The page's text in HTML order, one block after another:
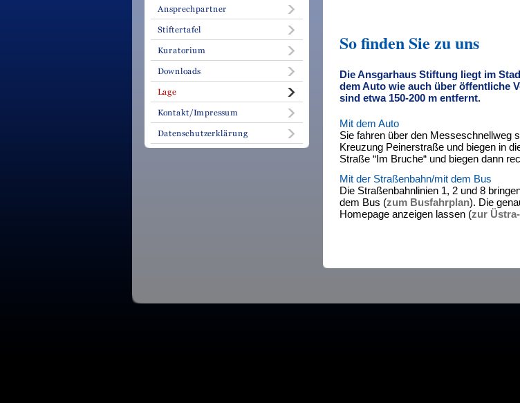
So finden Sie zu uns
Die Ansgarhaus Stiftung liegt im
dem Auto wie auch über öffentliche
sind etwa 150-200 m entfernt.
Mit dem Auto
Sie fahren über den Messeschnellweg
Kreuzung Peinerstraße und biegen in
Straße “Im Bruche“ und biegen dann
Mit der Straßenbahn/mit dem Bus
Die Straßenbahnlinien 1, 2 und 8
dem Bus (zum Busfahrplan). Die
Homepage anzeigen lassen (zur